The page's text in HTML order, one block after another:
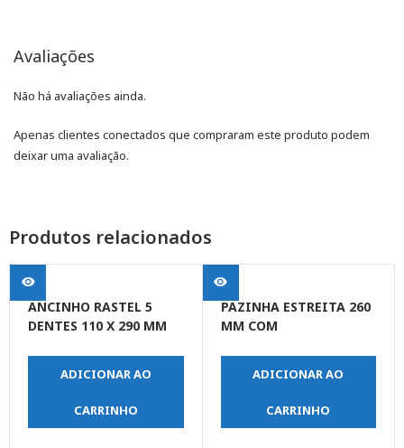
Avaliações
Não há avaliações ainda.
Apenas clientes conectados que compraram este produto podem
deixar uma avaliação.
Produtos relacionados
ANCINHO RASTEL 5
DENTES 110 X 290 MM
ADICIONAR AO
CARRINHO
PAZINHA ESTREITA 260
MM COM
PLASTICO
ADICIONAR AO
CARRINHO